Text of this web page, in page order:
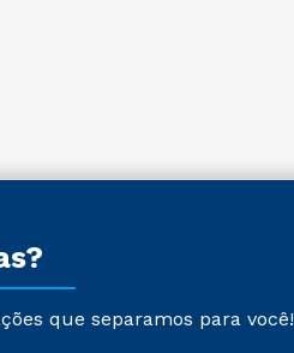
que separamos para você!